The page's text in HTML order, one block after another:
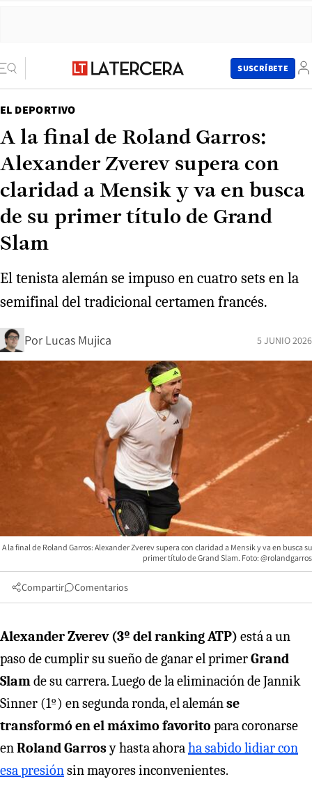
SUSCRÍBETE
EL DEPORTIVO
A la final de Roland Garros:
Alexander Zverev supera con
claridad a Mensik y va en busca
de su primer título de Grand
Slam
El tenista alemán se impuso en cuatro sets en la
semifinal del tradicional certamen francés.
Por Lucas Mujica 5 JUNIO 2026
A la final de Roland Garros: Alexander Zverev supera con claridad a Mensik y va en busca su
primer título de Grand Slam. Foto: @rolandgarros
Compartir Comentarios
Alexander Zverev (3º del ranking ATP) está a un
paso de cumplir su sueño de ganar el primerGrand
Slamde su carrera. Luego de la eliminación de Jannik
Sinner (1º) en segunda ronda, el alemánse
transformó en el máximo favorito para coronarse
enRoland Garrosy hasta ahoraha sabido lidiar con
esa presiónsin mayores inconvenientes.